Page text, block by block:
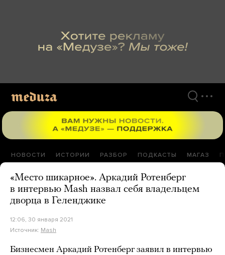
НОВОСТИ ИСТОРИИ РАЗБОР ПОДКАСТЫ МАГАЗ
«Место шикарное». Аркадий Ротенберг
в интервью Mash назвал себя владельцем
дворца в Геленджике
12:06, 30 января 2021
Источник: Mash
Бизнесмен Аркадий Ротенберг заявил в интервью